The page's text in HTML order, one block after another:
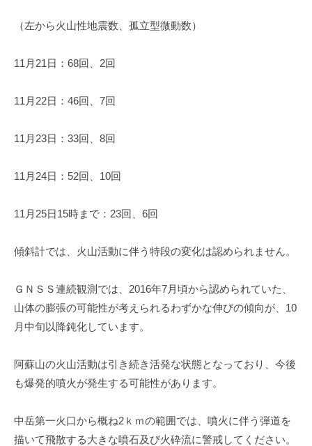
（左から火山性地震数、孤立型微動数）
11月21日：68回、2回
11月22日：46回、7回
11月23日：33回、8回
11月24日：52回、10回
11月25日15時まで：23回、6回
傾斜計では、火山活動に伴う特段の変化は認められません。
ＧＮＳＳ連続観測では、2016年7月頃から認められていた、
山体の膨張の可能性が考えられるわずかな伸びの傾向が、10
月中旬以降鈍化しています。
阿蘇山の火山活動は引き続き活発な状態となっており、今後
も爆発的噴火が発生する可能性があります。
中岳第一火口から概ね2ｋｍの範囲では、噴火に伴う弾道を
描いて飛散する大きな噴石及び火砕流に警戒してください。